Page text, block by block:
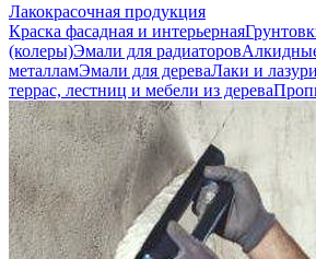
Лакокрасочная продукция
Краска фасадная и интерьерная
(колеры)Эмали для радиаторов
металламЭмали для дереваЛаки и
террас, лестниц и мебели из дерева